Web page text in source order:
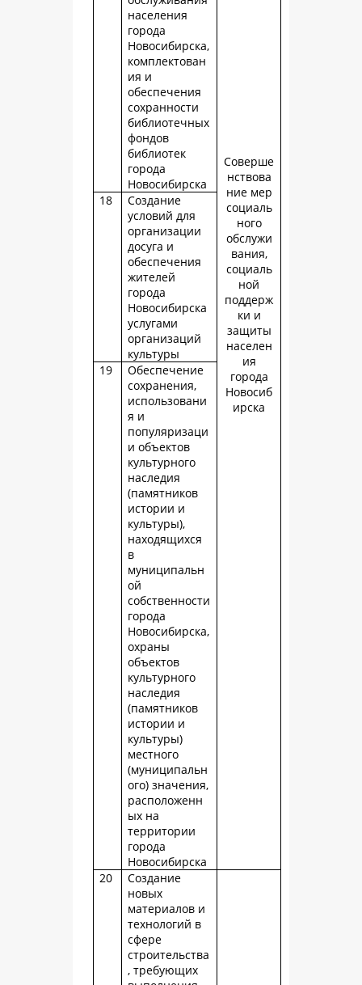
Соверше
нствова
ние мер
социаль
ного
обслужи
вания,
социаль
ной
поддерж
ки и
защиты
населен
ия
города
Новосиб
ирска
населения
города
Новосибирска,
комплектован
ия и
обеспечения
сохранности
библиотечных
фондов
библиотек
города
Новосибирска
18
Создание
условий для
организации
досуга и
обеспечения
жителей
города
Новосибирска
услугами
организаций
культуры
19
Обеспечение
сохранения,
использовани
я и
популяризаци
и объектов
культурного
наследия
(памятников
истории и
культуры),
находящихся
в
муниципальн
ой
собственности
города
Новосибирска,
охраны
объектов
культурного
наследия
(памятников
истории и
культуры)
местного
(муниципальн
ого) значения,
расположенн
ых на
территории
города
Новосибирска
20
Создание
новых
материалов и
технологий в
сфере
строительства
, требующих